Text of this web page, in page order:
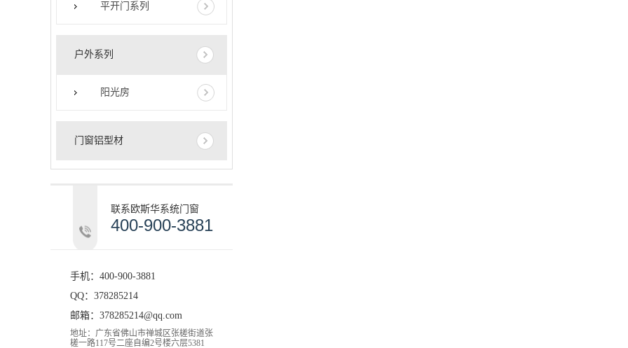
平开门系列
户外系列
阳光房
门窗铝型材
联系欧斯华系统门窗
400-900-3881
手机：400-900-3881
QQ：378285214
邮箱：378285214@qq.com
地址：广东省佛山市禅城区张槎街道张
槎一路117号二座自编2号楼六层5381